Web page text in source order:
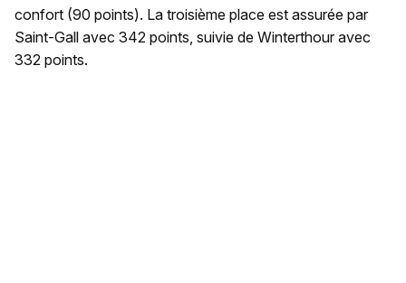
confort (90 points). La troisième place est assurée par
Saint-Gall avec 342 points, suivie de Winterthour avec
332 points.